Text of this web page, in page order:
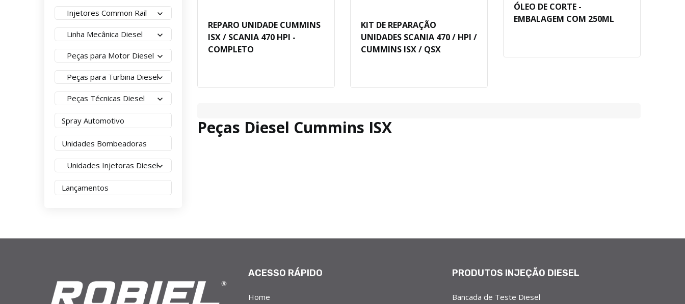
Injetores Common Rail
Linha Mecânica Diesel
Peças para Motor Diesel
Peças para Turbina Diesel
Peças Técnicas Diesel
Spray Automotivo
Unidades Bombeadoras
Unidades Injetoras Diesel
Lançamentos
REPARO UNIDADE CUMMINS
ISX / SCANIA 470 HPI -
COMPLETO
KIT DE REPARAÇÃO
UNIDADES SCANIA 470 / HPI /
CUMMINS ISX / QSX
ÓLEO DE CORTE -
EMBALAGEM COM 250ML
Peças Diesel Cummins ISX
ACESSO RÁPIDO
Home
PRODUTOS INJEÇÃO DIESEL
Bancada de Teste Diesel